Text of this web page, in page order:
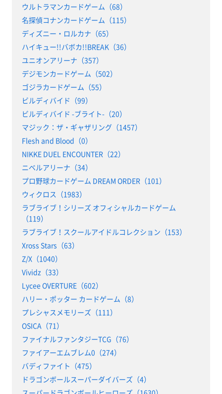
ウルトラマンカードゲーム（68）
名探偵コナンカードゲーム（115）
ディズニー・ロルカナ（65）
ハイキュー!!バボカ!!BREAK（36）
ユニオンアリーナ（357）
デジモンカードゲーム（502）
ゴジラカードゲーム（55）
ビルディバイド（99）
ビルディバイド -ブライト-（20）
マジック：ザ・ギャザリング（1457）
Flesh and Blood（0）
NIKKE DUEL ENCOUNTER（22）
ニベルアリーナ（34）
プロ野球カードゲーム DREAM ORDER（101）
ウィクロス（1983）
ラブライブ！シリーズ オフィシャルカードゲーム
（119）
ラブライブ！スクールアイドルコレクション（153）
Xross Stars（63）
Z/X（1040）
Vividz（33）
Lycee OVERTURE（602）
ハリー・ポッター カードゲーム（8）
プレシャスメモリーズ（111）
OSICA（71）
ファイナルファンタジーTCG（76）
ファイアーエムブレム0（274）
バディファイト（475）
ドラゴンボールスーパーダイバーズ（4）